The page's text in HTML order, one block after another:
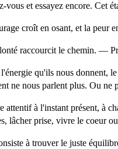
vous et essayez encore. Cet
croît en osant, et la peur
raccourcit le chemin. —
qu'ils nous donnent,
ne nous parlent plus. Ou
attentif à l'instant présent, à
lâcher prise, vivre le coeur
à trouver le juste